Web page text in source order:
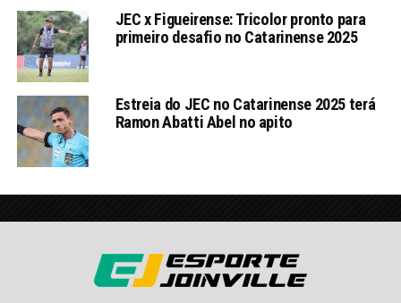
JEC x Figueirense: Tricolor pronto para
primeiro desafio no Catarinense 2025
Estreia do JEC no Catarinense 2025 terá
Ramon Abatti Abel no apito